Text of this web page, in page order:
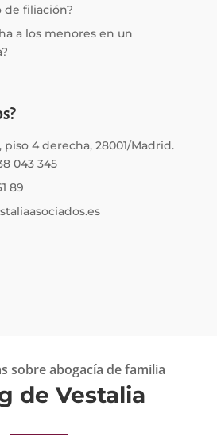
filiación?
a los menores en un
piso 4 derecha, 28001/Madrid.
043 345
89
sobre abogacía de familia
de Vestalia